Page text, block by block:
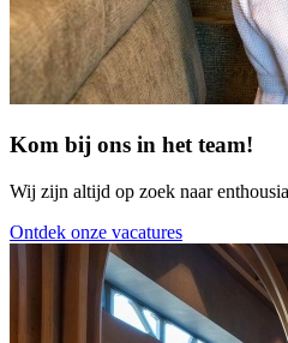
Kom bij ons in het team!
Wij zijn altijd op zoek naar
Ontdek onze vacatures